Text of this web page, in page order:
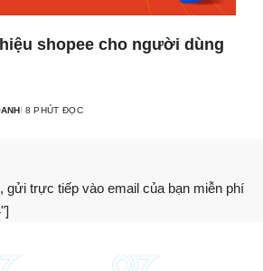
shopee cho người dùng
8 PHÚT ĐỌC
gửi trực tiếp vào email của bạn miễn phí